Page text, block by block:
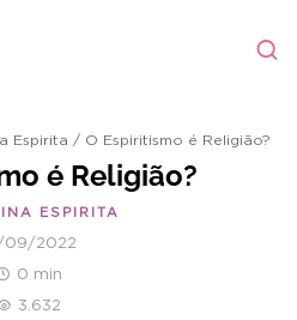
Espirita / O Espiritismo é Religião?
é Religião?
ESPIRITA
09/2022
0 min
3.632